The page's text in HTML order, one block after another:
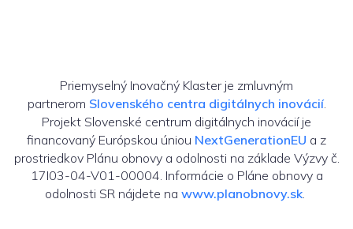
Priemyselný Inovačný Klaster je zmluvným
partnerom Slovenského centra digitálnych inovácií.
Projekt Slovenské centrum digitálnych inovácií je
financovaný Európskou úniou NextGenerationEU a z
prostriedkov Plánu obnovy a odolnosti na základe Výzvy č.
17I03-04-V01-00004. Informácie o Pláne obnovy a
odolnosti SR nájdete na www.planobnovy.sk.